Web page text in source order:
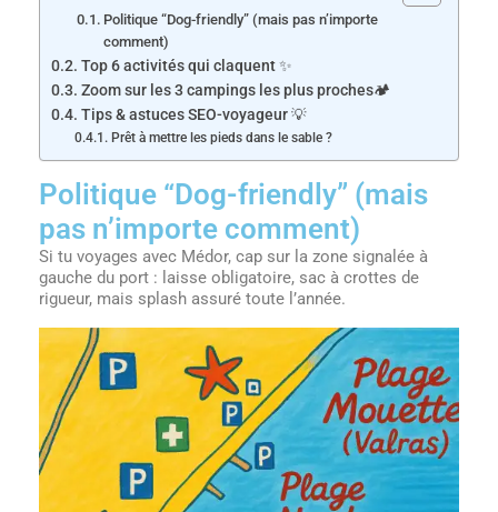
Politique “Dog-friendly” (mais pas n’importe
comment)
Top 6 activités qui claquent ✨
Zoom sur les 3 campings les plus proches🏕️
Tips & astuces SEO-voyageur 💡
Prêt à mettre les pieds dans le sable ?
Politique “Dog-friendly” (mais
pas n’importe comment)
Si tu voyages avec Médor, cap sur la zone signalée à
gauche du port : laisse obligatoire, sac à crottes de
rigueur, mais splash assuré toute l’année.